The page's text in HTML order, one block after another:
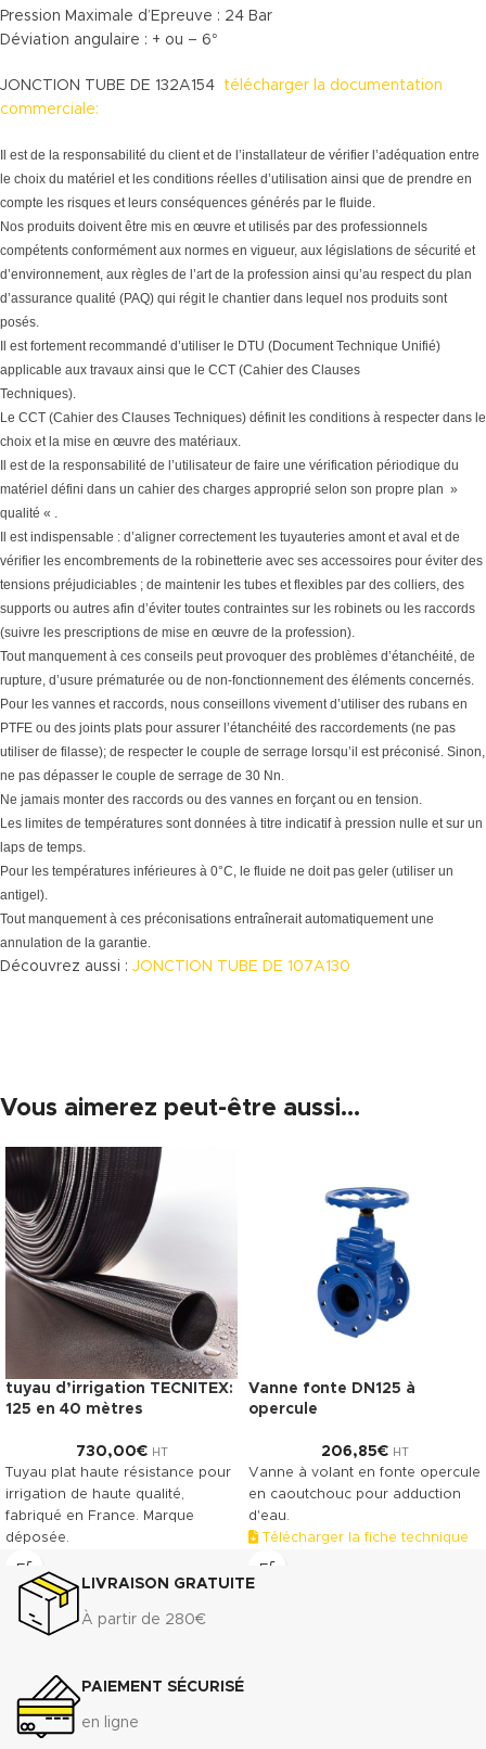
Pression Maximale d’Epreuve : 24 Bar
Déviation angulaire : + ou – 6°
JONCTION TUBE DE 132A154 télécharger la documentation
commerciale:
Il est de la responsabilité du client et de l’installateur de vérifier l’adéquation entre
le choix du matériel et les conditions réelles d’utilisation ainsi que de prendre en
compte les risques et leurs conséquences générés par le fluide.
Nos produits doivent être mis en œuvre et utilisés par des professionnels
compétents conformément aux normes en vigueur, aux législations de sécurité et
d’environnement, aux règles de l’art de la profession ainsi qu’au respect du plan
d’assurance qualité (PAQ) qui régit le chantier dans lequel nos produits sont
posés.
Il est fortement recommandé d’utiliser le DTU (Document Technique Unifié)
applicable aux travaux ainsi que le CCT (Cahier des Clauses
Techniques).
Le CCT (Cahier des Clauses Techniques) définit les conditions à respecter dans le
choix et la mise en œuvre des matériaux.
Il est de la responsabilité de l’utilisateur de faire une vérification périodique du
matériel défini dans un cahier des charges approprié selon son propre plan »
qualité « .
Il est indispensable : d’aligner correctement les tuyauteries amont et aval et de
vérifier les encombrements de la robinetterie avec ses accessoires pour éviter des
tensions préjudiciables ; de maintenir les tubes et flexibles par des colliers, des
supports ou autres afin d’éviter toutes contraintes sur les robinets ou les raccords
(suivre les prescriptions de mise en œuvre de la profession).
Tout manquement à ces conseils peut provoquer des problèmes d’étanchéité, de
rupture, d’usure prématurée ou de non-fonctionnement des éléments concernés.
Pour les vannes et raccords, nous conseillons vivement d’utiliser des rubans en
PTFE ou des joints plats pour assurer l’étanchéité des raccordements (ne pas
utiliser de filasse); de respecter le couple de serrage lorsqu’il est préconisé. Sinon,
ne pas dépasser le couple de serrage de 30 Nn.
Ne jamais monter des raccords ou des vannes en forçant ou en tension.
Les limites de températures sont données à titre indicatif à pression nulle et sur un
laps de temps.
Pour les températures inférieures à 0°C, le fluide ne doit pas geler (utiliser un
antigel).
Tout manquement à ces préconisations entraînerait automatiquement une
annulation de la garantie.
Découvrez aussi : JONCTION TUBE DE 107A130
Vous aimerez peut-être aussi…
tuyau d’irrigation TECNITEX:
125 en 40 mètres
730,00€ HT
Tuyau plat haute résistance pour
irrigation de haute qualité,
fabriqué en France. Marque
déposée.
Télécharger la fiche technique
(.pdf)
Vanne fonte DN125 à
opercule
206,85€ HT
Vanne à volant en fonte opercule
en caoutchouc pour adduction
d'eau.
Télécharger la fiche technique
(.pdf)
LIVRAISON GRATUITE
À partir de 280€
PAIEMENT SÉCURISÉ
en ligne